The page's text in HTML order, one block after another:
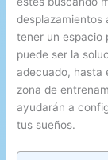
desplazamientos
tener un espacio
puede ser la
adecuado, hasta
zona de
ayudarán a
tus sueños.